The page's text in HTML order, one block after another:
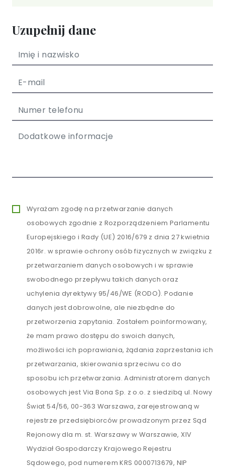
Uzupełnij dane
Wyrażam zgodę na przetwarzanie danych
osobowych zgodnie z Rozporządzeniem Parlamentu
Europejskiego i Rady (UE) 2016/679 z dnia 27 kwietnia
2016r. w sprawie ochrony osób fizycznych w związku z
przetwarzaniem danych osobowych i w sprawie
swobodnego przepływu takich danych oraz
uchylenia dyrektywy 95/46/WE (RODO). Podanie
danych jest dobrowolne, ale niezbędne do
przetworzenia zapytania. Zostałem poinformowany,
że mam prawo dostępu do swoich danych,
możliwości ich poprawiania, żądania zaprzestania ich
przetwarzania, skierowania sprzeciwu co do
sposobu ich przetwarzania. Administratorem danych
osobowych jest Via Bona Sp. z o.o. z siedzibą ul. Nowy
Świat 54/56, 00-363 Warszawa, zarejestrowaną w
rejestrze przedsiębiorców prowadzonym przez Sąd
Rejonowy dla m. st. Warszawy w Warszawie, XIV
Wydział Gospodarczy Krajowego Rejestru
Sądowego, pod numerem KRS 0000713679, NIP